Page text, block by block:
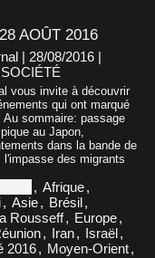
AOÛT 2016
| 28/08/2016 |
vous invite à découvrir
qui ont marqué
sommaire: passage
au Japon,
dans la bande de
des migrants
, Afrique,
, Asie, Brésil,
Rousseff, Europe,
, Iran, Israël,
2016, Moyen-Orient,